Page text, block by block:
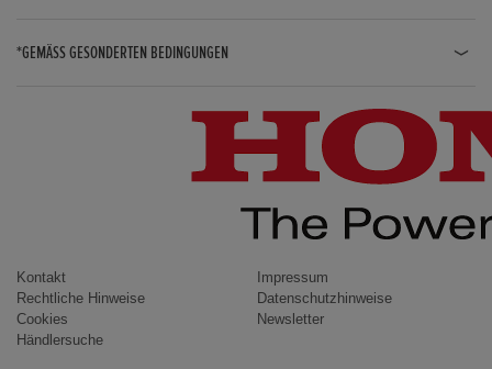
*GEMÄSS GESONDERTEN BEDINGUNGEN
CIVIC / CIVIC LIMOUSINE
INSIGHT
ACCORD
Kontakt
Impressum
Rechtliche Hinweise
Datenschutzhinweise
Cookies
Newsletter
Händlersuche